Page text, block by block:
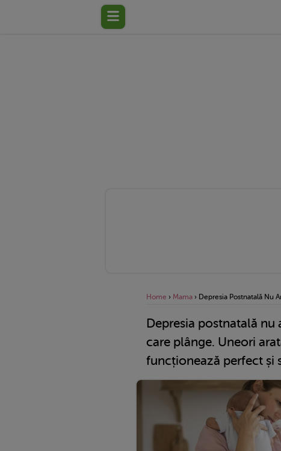
Home › Mama › Depresia Postnatală Nu
Depresia postnatală nu
care plânge. Uneori
funcționează perfect și